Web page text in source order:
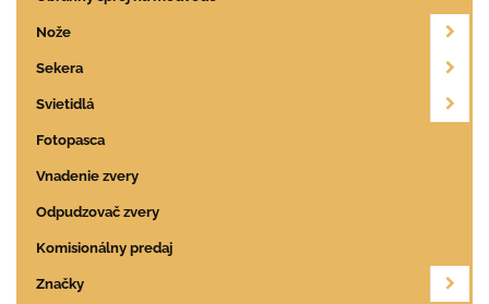
Nože
Sekera
Svietidlá
Fotopasca
Vnadenie zvery
Odpudzovač zvery
Komisionálny predaj
Značky